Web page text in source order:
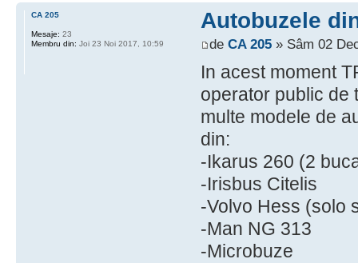
Autobuzele
de CA 205» Sâm 02
In acest moment
operator public de
multe modele de
din:
-Ikarus 260 (2
-Irisbus Citelis
-Volvo Hess (solo
-Man NG 313
-Microbuze
CA 205
Mesaje: 23
Membru din: Joi 23 Noi 2017, 10:59